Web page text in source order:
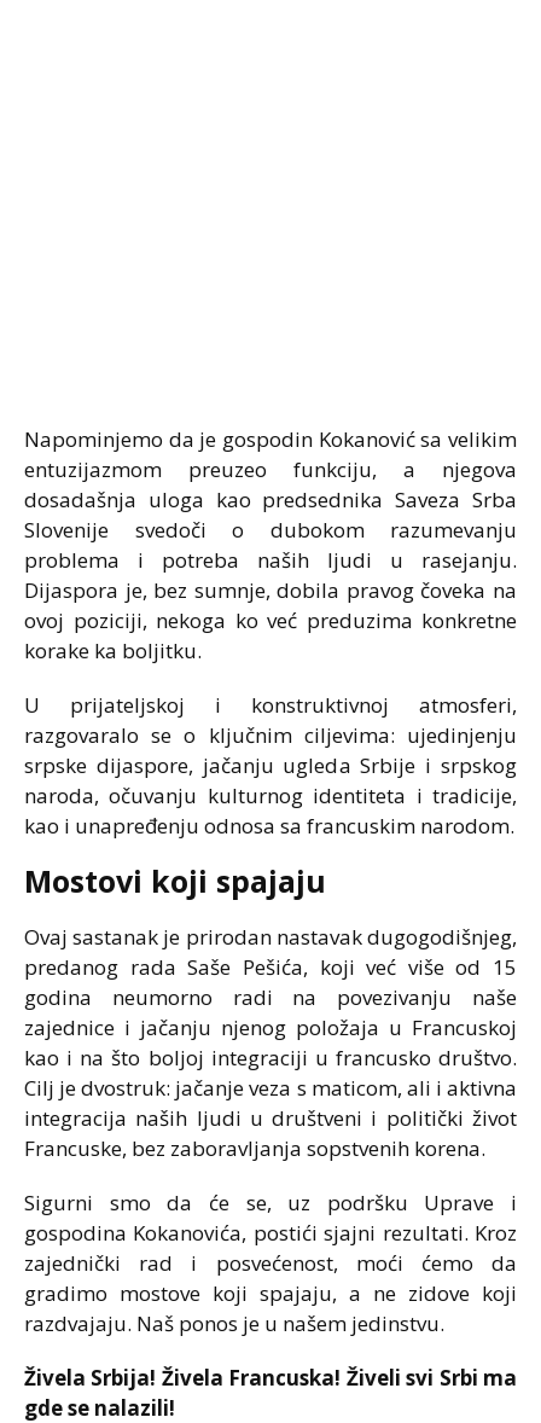
Napominjemo da je gospodin Kokanović sa velikim
entuzijazmom preuzeo funkciju, a njegova
dosadašnja uloga kao predsednika Saveza Srba
Slovenije svedoči o dubokom razumevanju
problema i potreba naših ljudi u rasejanju.
Dijaspora je, bez sumnje, dobila pravog čoveka na
ovoj poziciji, nekoga ko već preduzima konkretne
korake ka boljitku.
U prijateljskoj i konstruktivnoj atmosferi,
razgovaralo se o ključnim ciljevima: ujedinjenju
srpske dijaspore, jačanju ugleda Srbije i srpskog
naroda, očuvanju kulturnog identiteta i tradicije,
kao i unapređenju odnosa sa francuskim narodom.
Mostovi koji spajaju
Ovaj sastanak je prirodan nastavak dugogodišnjeg,
predanog rada Saše Pešića, koji već više od 15
godina neumorno radi na povezivanju naše
zajednice i jačanju njenog položaja u Francuskoj
kao i na što boljoj integraciji u francusko društvo.
Cilj je dvostruk: jačanje veza s maticom, ali i aktivna
integracija naših ljudi u društveni i politički život
Francuske, bez zaboravljanja sopstvenih korena.
Sigurni smo da će se, uz podršku Uprave i
gospodina Kokanovića, postići sjajni rezultati. Kroz
zajednički rad i posvećenost, moći ćemo da
gradimo mostove koji spajaju, a ne zidove koji
razdvajaju. Naš ponos je u našem jedinstvu.
Živela Srbija! Živela Francuska! Živeli svi Srbi ma
gde se nalazili!